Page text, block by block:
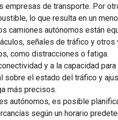
empresas de transporte. Por
lo que resulta en un
camiones autónomos están
señales de tráfico y
como distracciones o fatiga.
y a la capacidad
el estado del tráfico y
más precisos.
autónomos, es posible
según un horario